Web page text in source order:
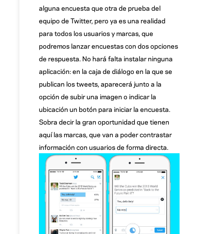
alguna encuesta que otra de prueba del
equipo de Twitter, pero ya es una realidad
para todos los usuarios y marcas, que
podremos lanzar encuestas con dos opciones
de respuesta. No hará falta instalar ninguna
aplicación: en la caja de diálogo en la que se
publican los tweets, aparecerá junto a la
opción de subir una imagen o indicar la
ubicación un botón para iniciar la encuesta.
Sobra decir la gran oportunidad que tienen
aquí las marcas, que van a poder contrastar
información con usuarios de forma directa.